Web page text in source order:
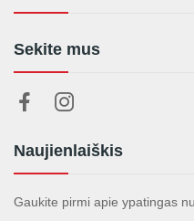
Sekite mus
Naujienlaiškis
Gaukite pirmi apie ypatingas